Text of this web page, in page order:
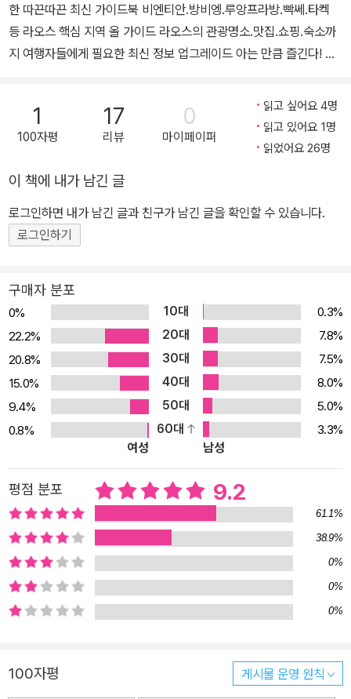
한 따끈따끈 최신 가이드북 비엔티안.방비엥.루앙프라방.빡쎄.타켁
등 라오스 핵심 지역 올 가이드 라오스의 관광명소.맛집.쇼핑.숙소까
지 여행자들에게 필요한 최신 정보 업그레이드 아는 만큼 즐긴다! 라
& 지역별 상세지도 & 버스 노선도 수록[휴대용 미니 맵북 증정] 청춘
들의 힐링 여행지, 라오스를 만나다 라오스가 누구에게나 친근한 나
라가 된 것은 지난 해 선풍적인 인기를 끌었던 『꽃보다 청춘』 덕분이
르른 라오스의 자연환경은 단번에 사람들의 눈길을 사로잡았고, 전
세계에서 온 여행객들이 라오스 안에서 스스럼없이 하나가 되는 모습
은 이들의 가슴에 불을 지폈다. 이후 청춘들의 힐링 여행지로 각광받
기 시작한 라오스는 방송이 끝난 지 꽤 오랜 시간이 흘렀지만 아직도
부의 규제 덕분에 무절제한 분위기가 사라져 진정한 라오스의 매력을
느끼기에는 지금이 바로 적기라는 건 여행 고수들만 알고 있는 비밀!
『라오스 셀프트래블』은 이런 라오스의 숨겨진 매력을 책 한 권에 차
곡차곡 담아냈다. 라오스 여행을 어떻게 시작해야 할지, 무엇을 보고,
어떤 음식을 먹고, 어디서 하루를 마무리해야 할지 고민하고 있는 여
행자라면 『라오스 셀프트래블』을 자신 있게 추천한다. 이 한 권이면
풍부한 볼거리와 즐길 거리로 가득 찬 라오스 여행도 고민 없이 단숨
드북에는 반영되지 않은 라오스의 지역별 최신 정보와 여행을 더욱
풍부하게 해줄 스페셜 페이지, 그리고 작가의 경험이 녹아든 유용한
팁까지 한 권에 모두 담겨 있다. 라오스의 중심 비엔티안에서부터 아
름다운 자연환경을 자랑하는 방비엥, 근사한 올드타운이 매력 포인트
인 루앙프라방과 각기 다른 매력의 다양한 라오스 지역에 이르기까지
꼭 보고, 느끼고, 체험해야 할 명소는 물론, 지역별 상세 지도와 함께
각 지역을 가장 효과적으로 즐길 수 있는 추천 일정까지 수록했다. 라
오스 내에서 이동할 때 가장 간편하게 이용할 수 있는 교통편에 대한
라오스를 여행할 수 있도록 배려했다. 돌발 상황을 지혜롭게 헤쳐 나
가는 데 꼭 필요한 서바이벌 라오스어는 보너스! 그 어떤 가이드보다
1
100자평
17
리뷰
0
마이페이퍼
읽고 싶어요 4명
읽고 있어요 1명
읽었어요 26명
이 책에 내가 남긴 글
로그인하면 내가 남긴 글과 친구가 남긴 글을 확인할 수 있습니다.
로그인하기
구매자 분포
0% 10대
0.3%
22.2%
20대
7.8%
20.8%
30대
7.5%
15.0%
40대
8.0%
9.4%
50대
5.0%
0.8%
60대
3.3%
여성
남성
평점 분포 9.2
61.1%
38.9%
0%
0%
0%
100자평 게시물 운영 원칙